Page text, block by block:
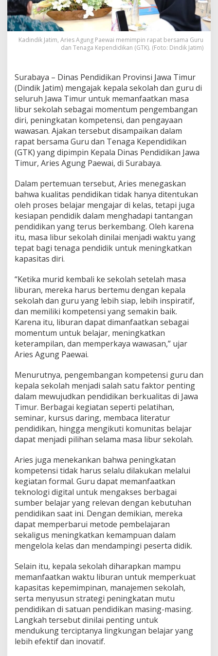
e
p
a
a
S
o
l
a
h
d
a
n
u
r
u
a
n
f
a
a
k
a
n
b
u
r
S
e
k
o
a
n
t
k
P
e
n
g
e
b
a
n
g
a
n
D
i
r
Kadindik Jatim, Aries Agung Paewai memimpin rapat bersama Guru
dan Tenaga Kependidikan (GTK). (Foto: Dindik Jatim)
Surabaya – Dinas Pendidikan Provinsi Jawa Timur
(Dindik Jatim) mengajak kepala sekolah dan guru di
seluruh Jawa Timur untuk memanfaatkan masa
libur sekolah sebagai momentum pengembangan
diri, peningkatan kompetensi, dan pengayaan
wawasan. Ajakan tersebut disampaikan dalam
rapat bersama Guru dan Tenaga Kependidikan
(GTK) yang dipimpin Kepala Dinas Pendidikan Jawa
Timur, Aries Agung Paewai, di Surabaya.
Dalam pertemuan tersebut, Aries menegaskan
bahwa kualitas pendidikan tidak hanya ditentukan
oleh proses belajar mengajar di kelas, tetapi juga
kesiapan pendidik dalam menghadapi tantangan
pendidikan yang terus berkembang. Oleh karena
itu, masa libur sekolah dinilai menjadi waktu yang
tepat bagi tenaga pendidik untuk meningkatkan
kapasitas diri.
“Ketika murid kembali ke sekolah setelah masa
liburan, mereka harus bertemu dengan kepala
sekolah dan guru yang lebih siap, lebih inspiratif,
dan memiliki kompetensi yang semakin baik.
Karena itu, liburan dapat dimanfaatkan sebagai
momentum untuk belajar, meningkatkan
keterampilan, dan memperkaya wawasan,” ujar
Aries Agung Paewai.
Menurutnya, pengembangan kompetensi guru dan
kepala sekolah menjadi salah satu faktor penting
dalam mewujudkan pendidikan berkualitas di Jawa
Timur. Berbagai kegiatan seperti pelatihan,
seminar, kursus daring, membaca literatur
pendidikan, hingga mengikuti komunitas belajar
dapat menjadi pilihan selama masa libur sekolah.
Aries juga menekankan bahwa peningkatan
kompetensi tidak harus selalu dilakukan melalui
kegiatan formal. Guru dapat memanfaatkan
teknologi digital untuk mengakses berbagai
sumber belajar yang relevan dengan kebutuhan
pendidikan saat ini. Dengan demikian, mereka
dapat memperbarui metode pembelajaran
sekaligus meningkatkan kemampuan dalam
mengelola kelas dan mendampingi peserta didik.
Selain itu, kepala sekolah diharapkan mampu
memanfaatkan waktu liburan untuk memperkuat
kapasitas kepemimpinan, manajemen sekolah,
serta menyusun strategi peningkatan mutu
pendidikan di satuan pendidikan masing-masing.
Langkah tersebut dinilai penting untuk
mendukung terciptanya lingkungan belajar yang
lebih efektif dan inovatif.